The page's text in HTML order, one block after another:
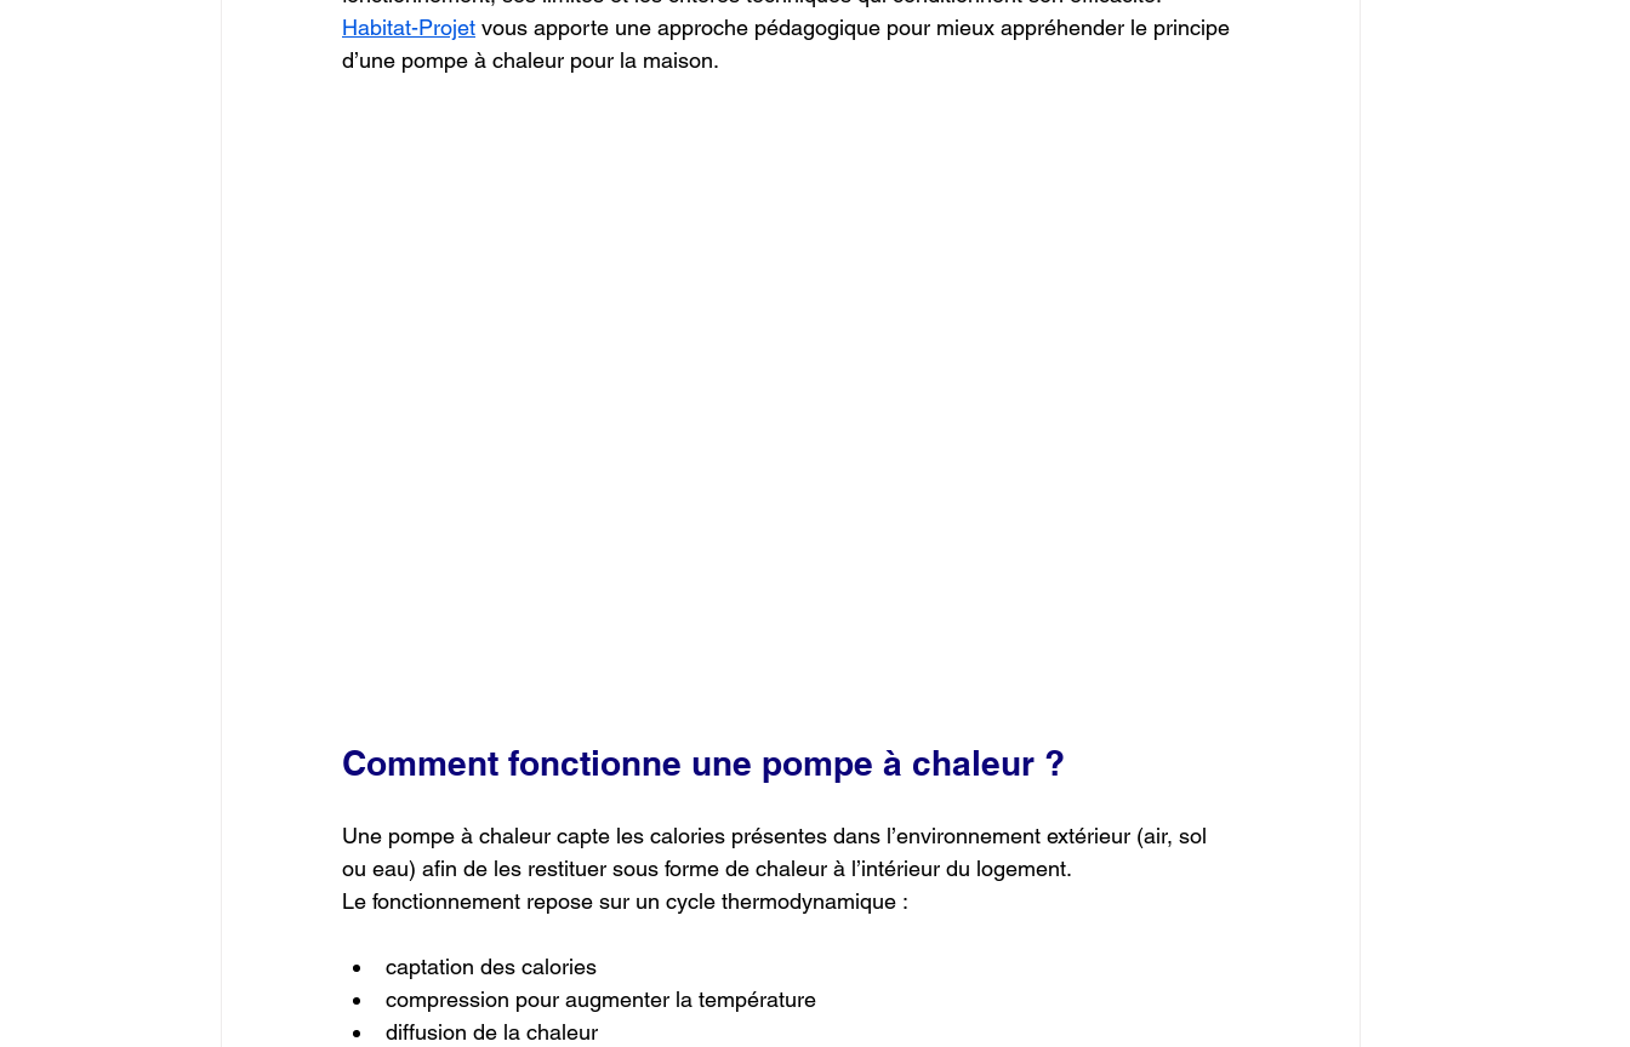
Habitat-Projet vous apporte une approche pédagogique pour mieux appréhender le principe
d’une pompe à chaleur pour la maison.
Comment fonctionne une pompe à chaleur ?
Une pompe à chaleur capte les calories présentes dans l’environnement extérieur (air, sol
ou eau) afin de les restituer sous forme de chaleur à l’intérieur du logement.
Le fonctionnement repose sur un cycle thermodynamique :
captation des calories
compression pour augmenter la température
diffusion de la chaleur